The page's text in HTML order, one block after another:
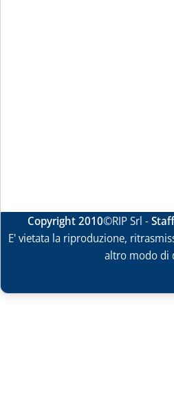
Copyright 2010©RIP Srl -
E' vietata la riproduzione,
altro modo di